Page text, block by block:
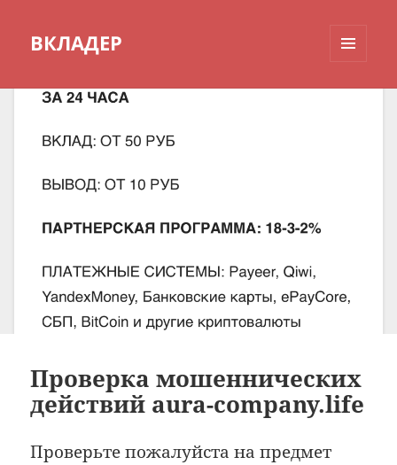
ВКЛАДЕР
Проверка мошеннических
действий aura-company.life
Проверьте пожалуйста на предмет